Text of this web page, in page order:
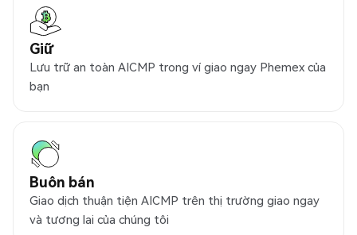
Giữ
Lưu trữ an toàn AICMP trong ví giao ngay Phemex của
bạn
Buôn bán
Giao dịch thuận tiện AICMP trên thị trường giao ngay
và tương lai của chúng tôi